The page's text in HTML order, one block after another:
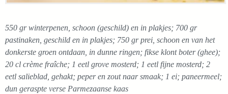
550 gr winterpenen, schoon (geschild) en in plakjes; 700 gr
pastinaken, geschild en in plakjes; 750 gr prei, schoon en van het
donkerste groen ontdaan, in dunne ringen; fikse klont boter (ghee);
20 cl crème fraîche; 1 eetl grove mosterd; 1 eetl fijne mosterd; 2
eetl salieblad, gehakt; peper en zout naar smaak; 1 ei; paneermeel;
dun geraspte verse Parmezaanse kaas